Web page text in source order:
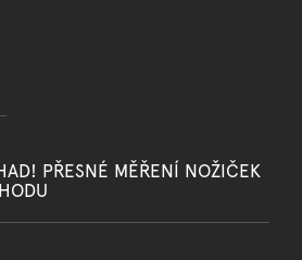
PŘESNÉ MĚŘENÍ NOŽIČEK